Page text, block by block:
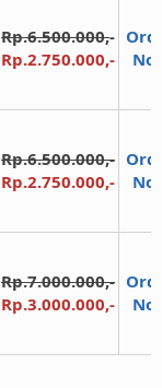
Rp.6.500.000,-
Rp.2.750.000,-
Rp.6.500.000,-
Rp.2.750.000,-
Rp.7.000.000,-
Rp.3.000.000,-